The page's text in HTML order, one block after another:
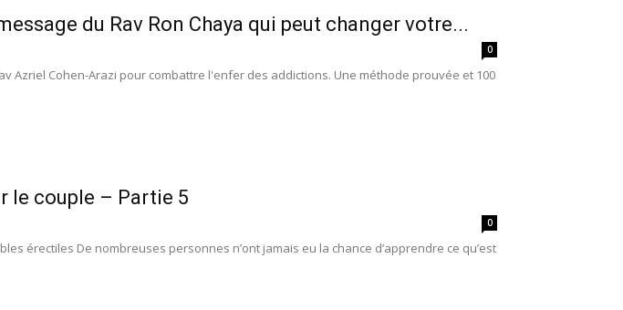
du Rav Ron Chaya qui peut changer votre...
0
Azriel Cohen-Arazi pour combattre l'enfer des addictions. Une méthode prouvée et 100
le couple – Partie 5
0
érectiles De nombreuses personnes n’ont jamais eu la chance d’apprendre ce qu’est